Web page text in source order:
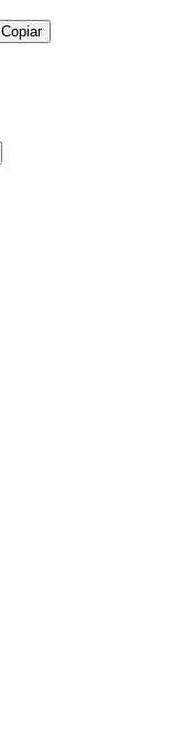
Copiar